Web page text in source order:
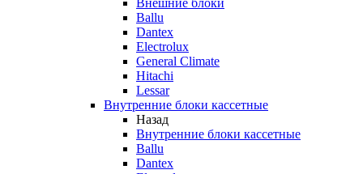
Внешние блоки
Ballu
Dantex
Electrolux
General Climate
Hitachi
Lessar
Внутренние блоки кассетные
Назад
Внутренние блоки кассетные
Ballu
Dantex